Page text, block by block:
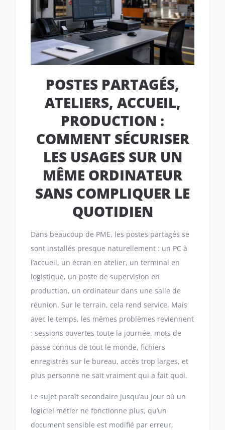
POSTES PARTAGÉS,
ATELIERS, ACCUEIL,
PRODUCTION :
COMMENT SÉCURISER
LES USAGES SUR UN
MÊME ORDINATEUR
SANS COMPLIQUER LE
QUOTIDIEN
Dans beaucoup de PME, les postes partagés se
sont installés presque naturellement : un PC à
l’accueil, un écran en atelier, un terminal en
logistique, un poste de supervision en
production, un ordinateur dans une salle de
réunion. Sur le terrain, cela rend service. Mais
avec le temps, les mêmes problèmes reviennent
: sessions ouvertes toute la journée, mots de
passe connus de tout le monde, fichiers
enregistrés sur le bureau, accès trop larges, et
plus personne ne sait vraiment qui a fait quoi.
Le sujet paraît secondaire jusqu’au jour où un
logiciel métier ne fonctionne plus, qu’un
document sensible est modifié par erreur,